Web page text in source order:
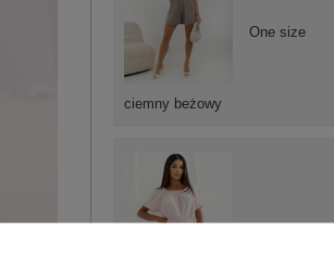
ciemny beżowy
One size